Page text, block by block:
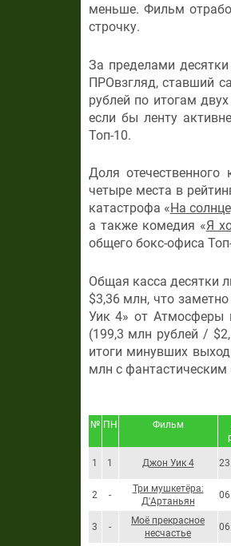
меньше. Фильм
строчку.
За пределами
ПРОвзгляд, ставший
рублей по итогам
если бы ленту
Топ-10.
Доля
четыре места в
катастрофа «На
а также комедия «Я
общего бокс-офиса
Общая касса десятки
$3,36 млн, что
Уик 4» от Атмосферы
(199,3 млн рублей /
итоги минувших
млн с
№ ПН Фильм
1 1 Джон Уик 4
2 -
Три мушкетёра:
Д'Артаньян
3 -
Моё прекрасное
несчастье